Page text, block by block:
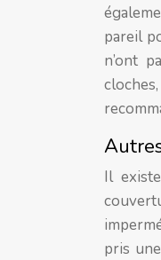
pareil
n’ont
Il
pris